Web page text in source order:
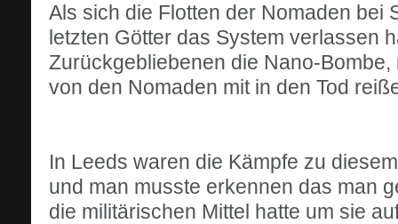
Als sich die Flotten der Nomaden bei
letzten Götter das System verlassen
Zurückgebliebenen die Nano-
von den Nomaden mit in den Tod
In Leeds waren die Kämpfe zu
und man musste erkennen das man
die militärischen Mittel hatte um sie